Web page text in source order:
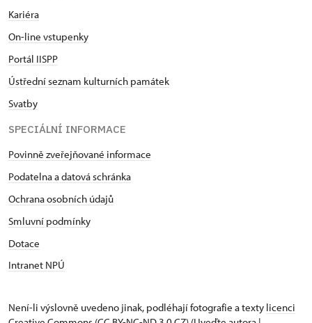
Kariéra
On-line vstupenky
Portál IISPP
Ústřední seznam kulturních památek
Svatby
SPECIÁLNÍ INFORMACE
Povinně zveřejňované informace
Podatelna a datová schránka
Ochrana osobních údajů
Smluvní podmínky
Dotace
Intranet NPÚ
Není-li výslovně uvedeno jinak, podléhají fotografie a texty licenci